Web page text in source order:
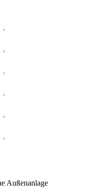
Außenanlage